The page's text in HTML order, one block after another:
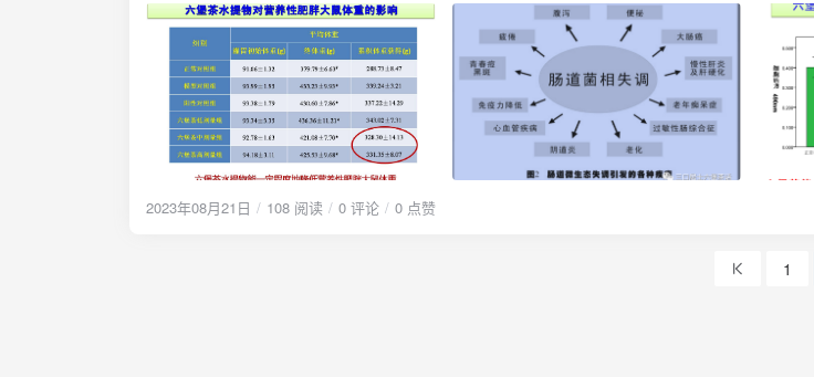
越好，香清茶浓，非常惬意。接下来，追逐潮流开始喝铁观音，或轻发酵的闽南乌龙，本山、毛
洌，越是追求不止。再接着有蜜兰香、鸭屎香的单丛，飘香四溢，浓厚回甘。再接下来，台湾冻
是流行普洱了，尤其是生普，从大益下关过来，再到古树纯料，从传统山头到老班章、麻黑再到
“尝鲜”了，而尤为喜欢新茶的清香。再下来，有喜欢武夷岩茶的，找老枞水仙、肉桂、大红袍等
茶客。笔者虽特别喜爱六堡茶，但也是这么一路随着流行之风“喝过来”的，而且，自小就特别喜
不过，年少气盛，身体也受得住。回想起来，其实，这样大量喝茶一段时间后，身体就会出现反
者所整理的常见茶类之寒凉温热属性。有一位茶友说起他以前长期喝轻发酵铁观音之类的乌龙茶
慌”、冒冷汗，偶然发现手指会不由自主发抖。不少茶友反映，说喝偏寒性的茶如绿茶、生普一
晕、心悸、手足酸软、头皮发麻等等症状。有的茶友还专门为这种现象起了个名——“醉茶”。醉茶
加速等等症状的现象。在现在的茶友圈中，也有人把长期（不正确）喝茶导致身体发生某种不适
称作“醉茶”。甚至还有些茶友总结出一些“偏方”，以服用药片或某种东西，缓解不良饮茶习惯所带
2023年08月21日 108 阅读 0 评论 0 点赞
1